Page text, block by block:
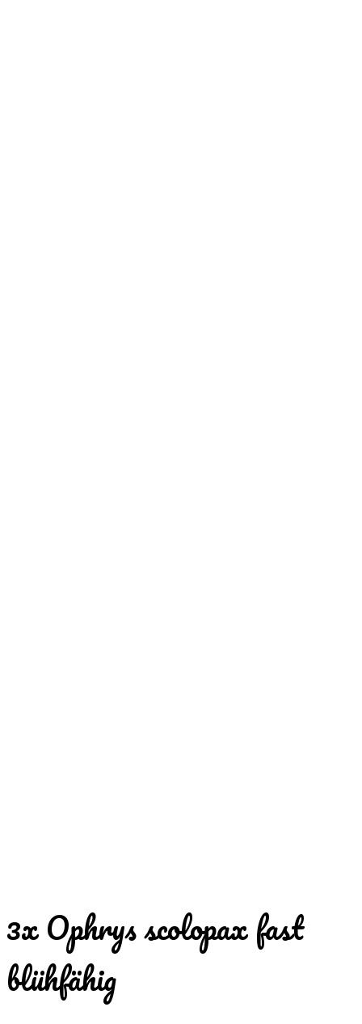
3x Ophrys scolopax fast
blühfähig